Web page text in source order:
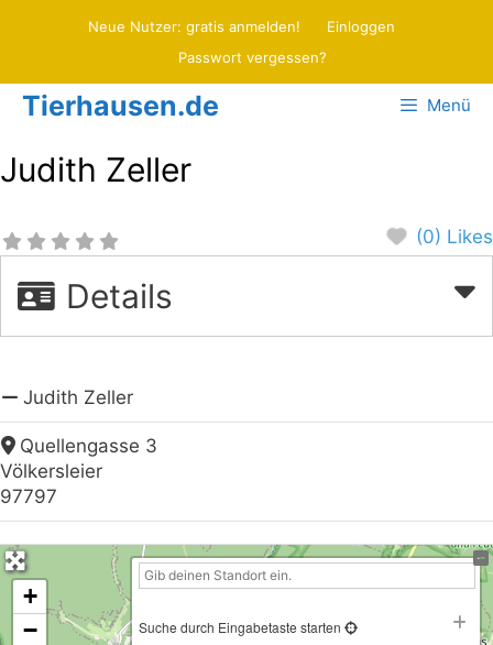
Neue Nutzer: gratis anmelden!
Einloggen
Passwort vergessen?
Tierhausen.de Menü
Judith Zeller
(0) Likes
Details
Judith Zeller
Quellengasse 3
Völkersleier
97797
+
−
Suche durch Eingabetaste starten